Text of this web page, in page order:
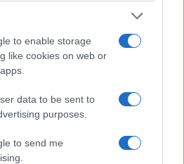
to enable storage
like cookies on web or
data to be sent to
purposes.
to send me
και θα μπορούν να
εκείνα για τα οποία ο
επιδόσεων τους
από την Ε.Β.Ε. κάθε
μαθήματος ή των